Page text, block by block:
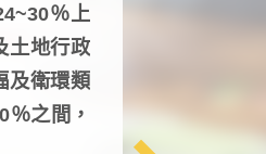
％上
土地行政
及衛環類
之間，